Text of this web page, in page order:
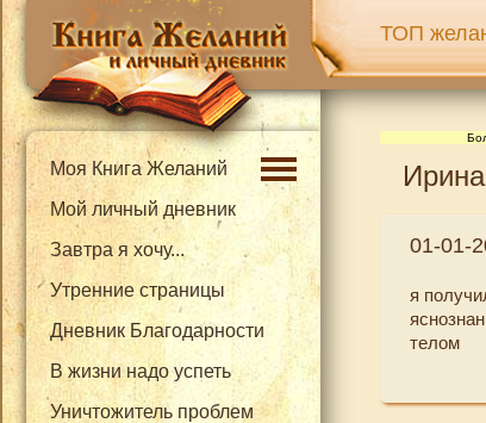
ТОП
Моя Книга Желаний
Мой личный дневник
Завтра я хочу...
Утренние страницы
Дневник Благодарности
В жизни надо успеть
Уничтожитель проблем
01-01-
я
телом